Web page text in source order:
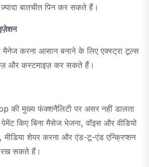
बातचीत पिन कर सकते हैं।
मैनेज करना आसान बनाने के लिए एक्स्ट्रा टूल्स
और कस्टमाइज़ कर सकते हैं।
की मुख्य फंक्शनैलिटी पर असर नहीं डालता
किए बिना मैसेज भेजना, वॉइस और वीडियो
मीडिया शेयर करना और एंड-टू-एंड एन्क्रिप्शन
रख सकते हैं।